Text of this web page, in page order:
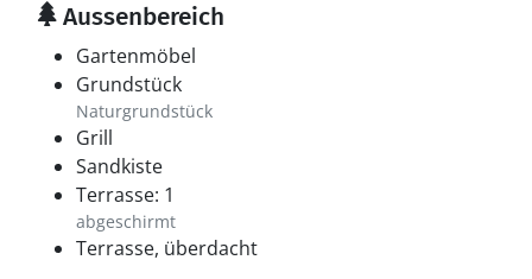
Aussenbereich
Gartenmöbel
Grundstück
Naturgrundstück
Grill
Sandkiste
Terrasse: 1
abgeschirmt
Terrasse, überdacht